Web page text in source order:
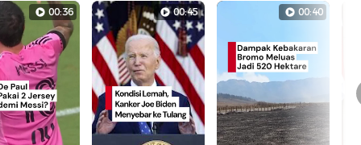
00:36 00:45 00:40